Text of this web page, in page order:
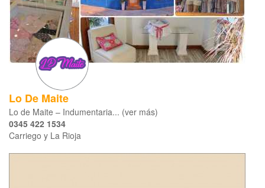
Lo De Maite
Lo de Maite – Indumentaria... (ver más)
0345 422 1534
Carriego y La Rioja